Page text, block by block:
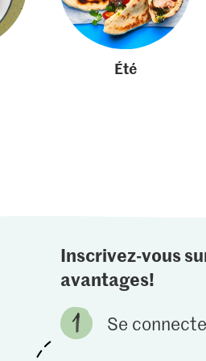
Été
Inscrivez-vous
avantages!
Se